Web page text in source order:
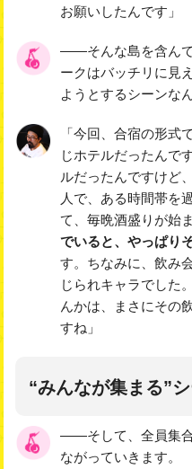
お願いしたんです」
――そんな島を含ん
ークはバッチリに見
ようとするシーンな
「今回、合宿の形式
じホテルだったんで
ルだったんですけど
人で、ある時間帯を
て、毎晩酒盛りが始
でいると、やっぱり
す。ちなみに、飲み
じられキャラでした
んかは、まさにその
すね」
“みんなが集まる”
――そして、全員集
ながっていきます。